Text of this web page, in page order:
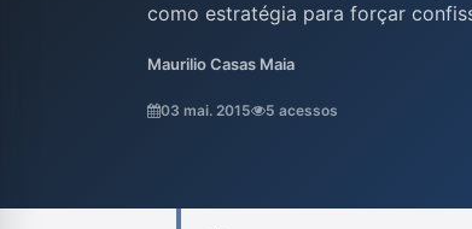
como estratégia para forçar
silêncio, e alerta para os riscos
elemento de culpa, ameaçando a
Maurilio Casas Maia
03 mai. 2015 5 acessos